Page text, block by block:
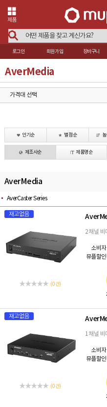
제품
로그인 회원가입 장바구니
AverMedia
가격대 선택
인기순 별점순
제조사순 제품명순
AverMedia
AverCaster Series
재고없음
(0 건)
2채널 비
소비
뮤플할
재고없음
(0 건)
1채널 비
소비
뮤플할